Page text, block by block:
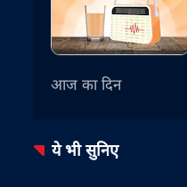
आज का दिन
ये भी सुनिए